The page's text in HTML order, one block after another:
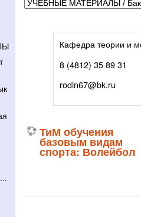
Кафедра теории и
8 (4812) 35 89 31
rodin67@bk.ru
ТиМ обучения
базовым видам
спорта: Волейбол